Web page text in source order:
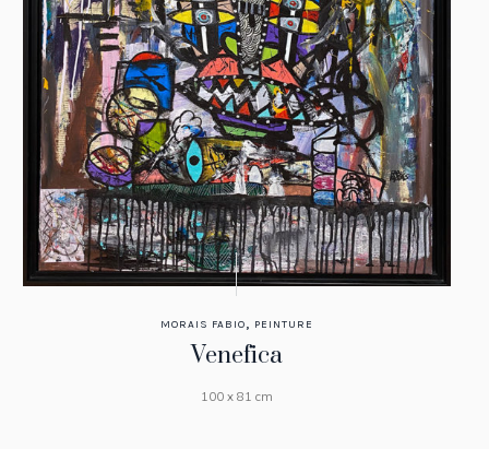
MORAIS FABIO, PEINTURE
Venefica
100 x 81 cm